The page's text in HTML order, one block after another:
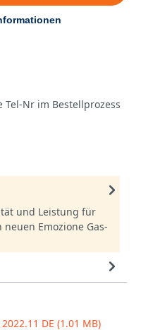
Nr im Bestellprozess
und Leistung für
Emozione Gas-
DE (1.01 MB)